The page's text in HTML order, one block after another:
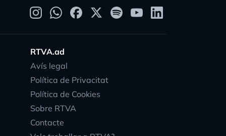
RTVA.ad
Avís legal
Política de Privacitat
Política de Cookies
Sobre RTVA
Contacte